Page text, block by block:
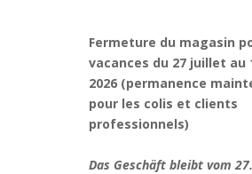
Voici le seul résultat
Fermeture du magasin
vacances du 27 juillet au
2026 (permanence
pour les colis et clients
professionnels)
Das Geschäft bleibt vom